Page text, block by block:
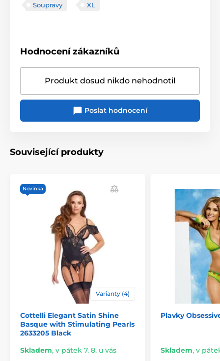
Soupravy XL
Hodnocení zákazníků
Produkt dosud nikdo nehodnotil
Poslat hodnocení
Související produkty
Novinka
Varianty (4)
Cottelli Elegant Satin Shine
Basque with Stimulating Pearls
2633205 Black
Skladem, v pátek 7. 8. u vás
Plavky
Skladem, v